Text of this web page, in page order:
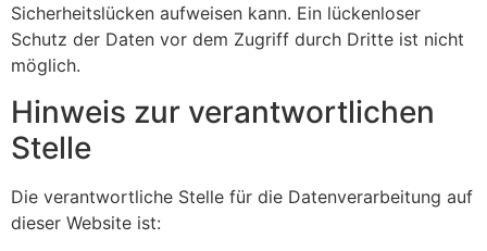
Sicherheitslücken aufweisen kann. Ein lückenloser
Schutz der Daten vor dem Zugriff durch Dritte ist nicht
möglich.
Hinweis zur verantwortlichen
Stelle
Die verantwortliche Stelle für die Datenverarbeitung auf
dieser Website ist: